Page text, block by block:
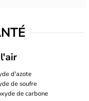
d'azote
de soufre
de carbone